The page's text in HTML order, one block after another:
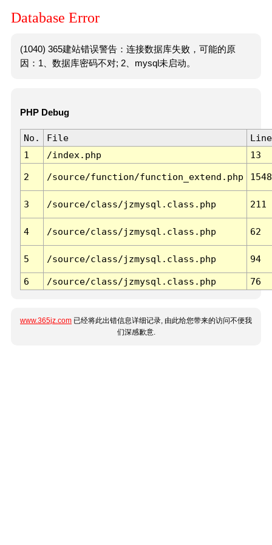
Database Error
(1040) 365建站错误警告：连接数据库失败，可能的原
因：1、数据库密码不对; 2、mysql未启动。
PHP Debug
No. File
Line
1
/index.php 13
2 /source/function/function_extend.php 1548
3 /source/class/jzmysql.class.php 211
4 /source/class/jzmysql.class.php 62
5 /source/class/jzmysql.class.php 94
6 /source/class/jzmysql.class.php 76
www.365jz.com 已经将此出错信息详细记录, 由此给您带来的访问不便我
们深感歉意.